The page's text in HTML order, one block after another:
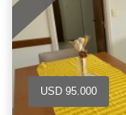
USD 95.000